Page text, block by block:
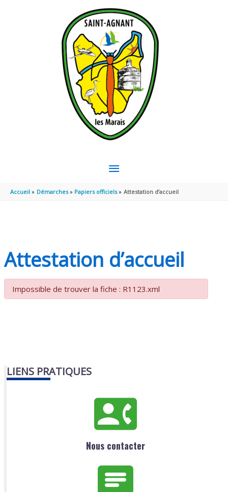
MENU
PRINCIPAL
Accueil Démarches Papiers officiels Attestation d’accueil
Attestation d’accueil
Impossible de trouver la fiche : R1123.xml
LIENS PRATIQUES
Nous contacter